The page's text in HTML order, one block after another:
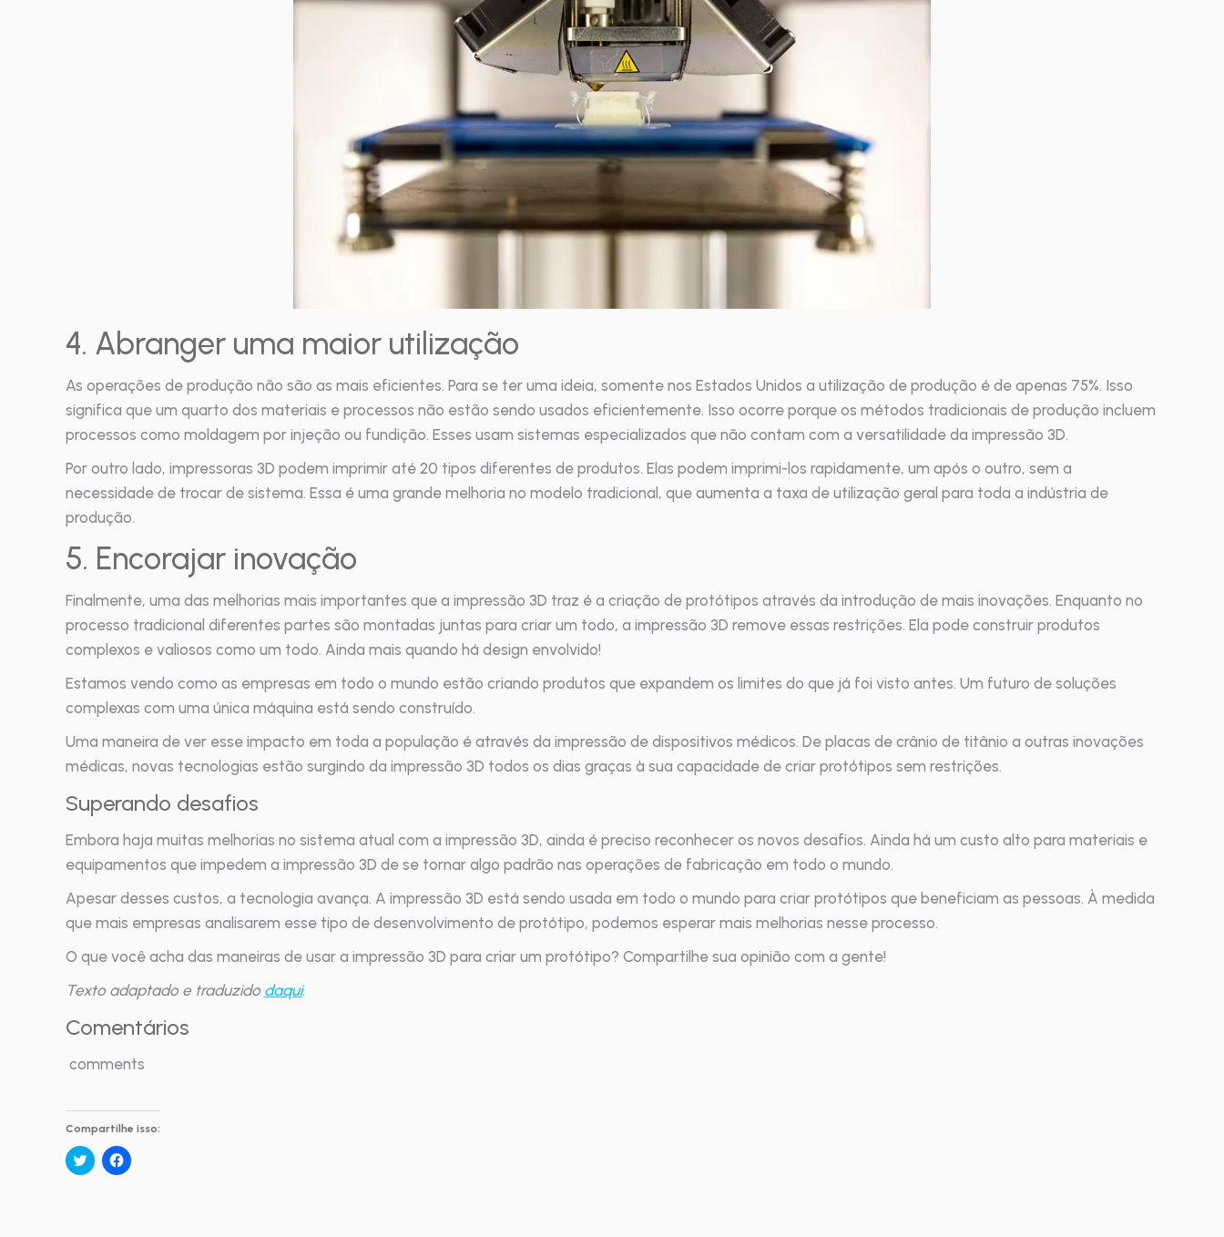
4. Abranger uma maior utilização
As operações de produção não são as mais eficientes. Para se ter uma ideia, somente nos Estados Unidos a utilização de produção é de apenas 75%. Isso
significa que um quarto dos materiais e processos não estão sendo usados eficientemente. Isso ocorre porque os métodos tradicionais de produção incluem
processos como moldagem por injeção ou fundição. Esses usam sistemas especializados que não contam com a versatilidade da impressão 3D.
Por outro lado, impressoras 3D podem imprimir até 20 tipos diferentes de produtos. Elas podem imprimi-los rapidamente, um após o outro, sem a
necessidade de trocar de sistema. Essa é uma grande melhoria no modelo tradicional, que aumenta a taxa de utilização geral para toda a indústria de
produção.
5. Encorajar inovação
Finalmente, uma das melhorias mais importantes que a impressão 3D traz é a criação de protótipos através da introdução de mais inovações. Enquanto no
processo tradicional diferentes partes são montadas juntas para criar um todo, a impressão 3D remove essas restrições. Ela pode construir produtos
complexos e valiosos como um todo. Ainda mais quando há design envolvido!
Estamos vendo como as empresas em todo o mundo estão criando produtos que expandem os limites do que já foi visto antes. Um futuro de soluções
complexas com uma única máquina está sendo construído.
Uma maneira de ver esse impacto em toda a população é através da impressão de dispositivos médicos. De placas de crânio de titânio a outras inovações
médicas, novas tecnologias estão surgindo da impressão 3D todos os dias graças à sua capacidade de criar protótipos sem restrições.
Superando desafios
Embora haja muitas melhorias no sistema atual com a impressão 3D, ainda é preciso reconhecer os novos desafios. Ainda há um custo alto para materiais e
equipamentos que impedem a impressão 3D de se tornar algo padrão nas operações de fabricação em todo o mundo.
Apesar desses custos, a tecnologia avança. A impressão 3D está sendo usada em todo o mundo para criar protótipos que beneficiam as pessoas. À medida
que mais empresas analisarem esse tipo de desenvolvimento de protótipo, podemos esperar mais melhorias nesse processo.
O que você acha das maneiras de usar a impressão 3D para criar um protótipo? Compartilhe sua opinião com a gente!
Texto adaptado e traduzido daqui.
Comentários
comments
Compartilhe isso:
Clique
para
Clique
para